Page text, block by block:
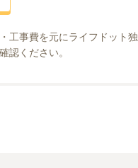
工事費を元にライフドット独
認ください。